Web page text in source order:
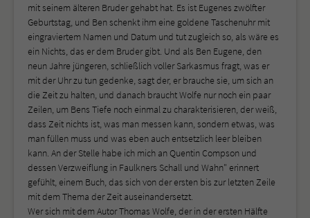
mit seinem älteren Bruder gehabt hat. Es ist Eugenes zwölfter
Geburtstag, und Ben schenkt ihm eine goldene Taschenuhr mit
eingraviertem Namen und Datum und tut zugleich so, als wäre es
ein Nichts, das er dem Bruder gibt. Und als Ben Eugene, den
neun Jahre jüngeren, schließlich voller Sarkasmus fragt, was er
mit der Uhr zu tun gedenke, sagt der, er brauche sie, um sich an
die Zeit zu halten, und danach braucht Wolfe nur noch ein paar
Zeilen, um Bens Tiefe noch einmal zu charakterisieren, der weiß,
dass Zeit nichts ist, was man messen kann, sondern etwas, was
man füllen muss und was eben auch entsetzlich leer bleiben
kann. An der Stelle habe ich mich an Quentin Compson und
dessen Verzweiflung in Faulkners Schall und Wahn" erinnert
gefühlt, einem Buch, das sich von der ersten bis zur letzten Zeile
mit dem Thema der Zeit auseinandersetzt.
Wer sich mit dem Autor Thomas Wolfe, der in der ersten Hälfte